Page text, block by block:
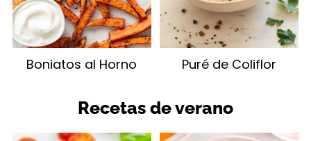
Boniatos al Horno Puré de Coliflor
Recetas de verano